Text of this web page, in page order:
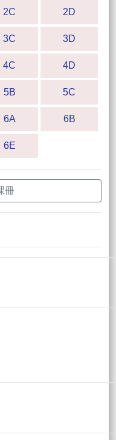
2C 2D
3C 3D
4C 4D
5B 5C
6A 6B
6E
冊